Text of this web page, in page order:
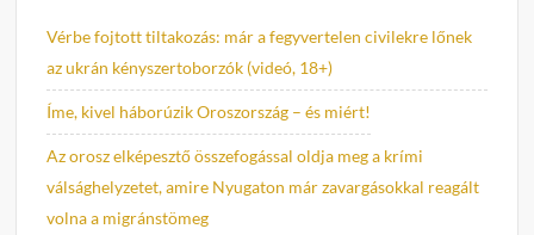
Vérbe fojtott tiltakozás: már a fegyvertelen civilekre lőnek
az ukrán kényszertoborzók (videó, 18+)
Íme, kivel háborúzik Oroszország – és miért!
Az orosz elképesztő összefogással oldja meg a krími
válsághelyzetet, amire Nyugaton már zavargásokkal reagált
volna a migránstömeg